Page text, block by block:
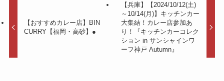
【おすすめカレー店】BIN
CURRY【福岡・高砂】●
【兵庫】【2024/10/12(土)
～10/14(月)】キッチンカー
大集結！カレー店参加あ
り！『キッチンカーコレク
ション in サンシャインワ
ーフ神戸 Autumn』